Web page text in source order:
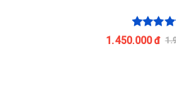
1.450.000 đ